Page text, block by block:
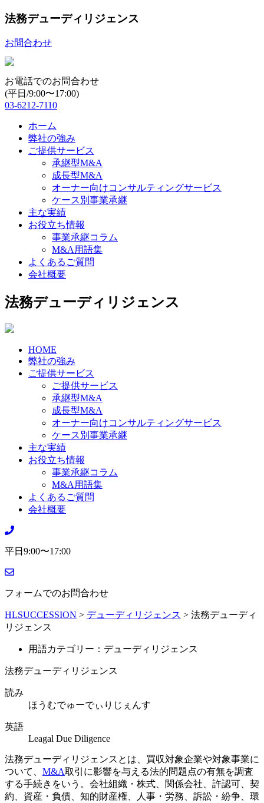
法務デューディリジェンス
お問合わせ
お電話でのお問合わせ
(平日/9:00〜17:00)
03-6212-7110
ホーム
弊社の強み
ご提供サービス
承継型M&A
成長型M&A
オーナー向けコンサルティングサービス
ケース別事業承継
主な実績
お役立ち情報
事業承継コラム
M&A用語集
よくあるご質問
会社概要
法務デューディリジェンス
HOME
弊社の強み
ご提供サービス
ご提供サービス
承継型M&A
成長型M&A
オーナー向けコンサルティングサービス
ケース別事業承継
主な実績
お役立ち情報
事業承継コラム
M&A用語集
よくあるご質問
会社概要
平日9:00〜17:00
フォームでのお問合わせ
HLSUCCESSION > デューディリジェンス > 法務デューディ
リジェンス
用語カテゴリー：デューディリジェンス
法務デューディリジェンス
読み
ほうむでゅーでぃりじぇんす
英語
Leagal Due Diligence
法務デューディリジェンスとは、買収対象企業や対象事業に
ついて、 M&A取引に影響を与える法的問題点の有無を調査
する手続きをいう。会社組織・株式、関係会社、許認可、契
約、資産・負債、知的財産権、人事・労務、訴訟・紛争、環